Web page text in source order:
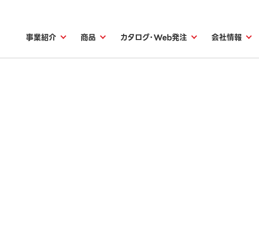
事業紹介 商品 カタログ・Web発注 会社情報